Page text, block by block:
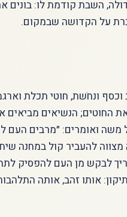
השבת קודמת לו: בונים
על הקדושה שבמקום.
ונחֹשת, חוטי תכלת
החוטים; הנשיאים מביאים
ואומרים: ״מרבים העם
להעביר קול במחנה
לבקש מן העם להפסיק
אותו זהב, אותה